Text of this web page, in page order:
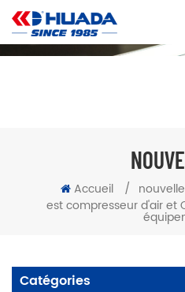
Accueil /
est compresseur d'air et
Catégories